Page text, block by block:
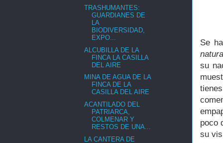
Se
su
poco
su
TRASHUMANTES:
GUARDIANES DE
LA
BIODIVERSIDAD,
EXPO...
ALCUBILLA DE LA
FINCA LA CASILLA
DEL AIRE
MINA DE AGUA DE LA
FINCA DE LA
CASILLA DEL AIRE
ACANTILADO DEL
PATRIARCA,
COLMENAR Y
RESTOS DE UNA...
LA CANTERA DE